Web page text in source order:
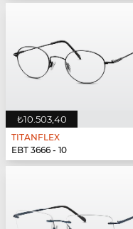
₺10.503,40
TITANFLEX
EBT 3666 - 10